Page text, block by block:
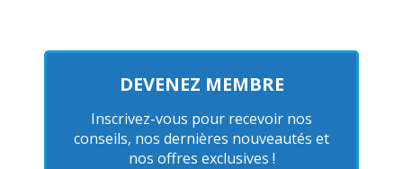
DEVENEZ MEMBRE
Inscrivez-vous pour recevoir nos
conseils, nos dernières nouveautés et
nos offres exclusives !